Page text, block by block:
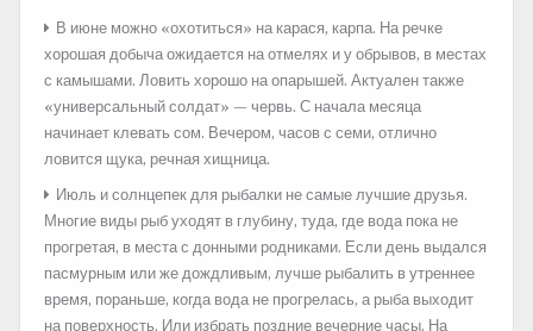
В июне можно «охотиться» на карася, карпа. На речке
хорошая добыча ожидается на отмелях и у обрывов, в местах
с камышами. Ловить хорошо на опарышей. Актуален также
«универсальный солдат» — червь. С начала месяца
начинает клевать сом. Вечером, часов с семи, отлично
ловится щука, речная хищница.
Июль и солнцепек для рыбалки не самые лучшие друзья.
Многие виды рыб уходят в глубину, туда, где вода пока не
прогретая, в места с донными родниками. Если день выдался
пасмурным или же дождливым, лучше рыбалить в утреннее
время, пораньше, когда вода не прогрелась, а рыба выходит
на поверхность. Или избрать поздние вечерние часы. На